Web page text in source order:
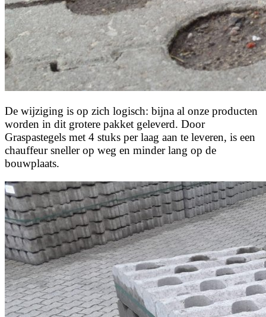
De wijziging is op zich logisch: bijna al onze producten
worden in dit grotere pakket geleverd. Door
Graspastegels met 4 stuks per laag aan te leveren, is een
chauffeur sneller op weg en minder lang op de
bouwplaats.